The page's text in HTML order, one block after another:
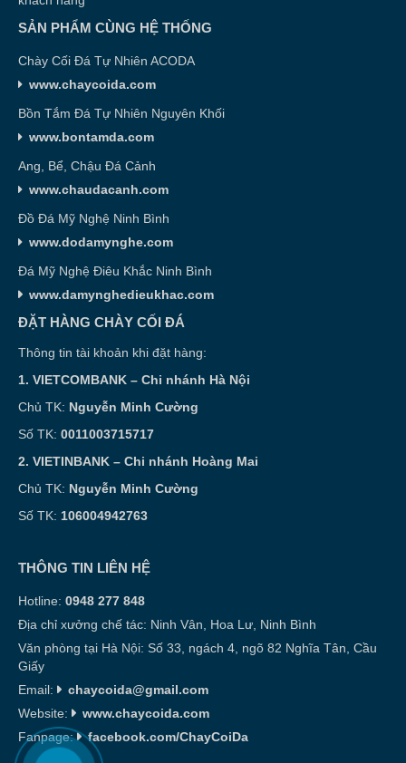
SẢN PHẨM CÙNG HỆ THỐNG
Chày Cối Đá Tự Nhiên ACODA
www.chaycoida.com
Bồn Tắm Đá Tự Nhiên Nguyên Khối
www.bontamda.com
Ang, Bể, Chậu Đá Cảnh
www.chaudacanh.com
Đồ Đá Mỹ Nghệ Ninh Bình
www.dodamynghe.com
Đá Mỹ Nghệ Điêu Khắc Ninh Bình
www.damynghedieukhac.com
ĐẶT HÀNG CHÀY CỐI ĐÁ
Thông tin tài khoản khi đặt hàng:
1. VIETCOMBANK – Chi nhánh Hà Nội
Chủ TK: Nguyễn Minh Cường
Số TK: 0011003715717
2. VIETINBANK – Chi nhánh Hoàng Mai
Chủ TK: Nguyễn Minh Cường
Số TK: 106004942763
THÔNG TIN LIÊN HỆ
Hotline: 0948 277 848
Địa chỉ xưởng chế tác: Ninh Vân, Hoa Lư, Ninh Bình
Văn phòng tại Hà Nội: Số 33, ngách 4, ngõ 82 Nghĩa Tân, Cầu
Giấy
Email:
chaycoida@gmail.com
Website:
www.chaycoida.com
Fanpage:
facebook.com/ChayCoiDa